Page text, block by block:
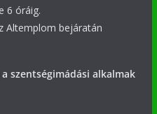
6 óráig.
Altemplom bejáratán
szentségimádási alkalmak